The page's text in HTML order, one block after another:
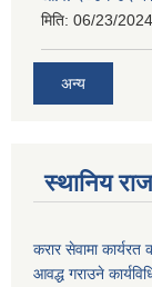
मिति: 06/23/
अन्य
स्थानिय
करार सेवामा कार्यरत
आवद्ध गराउने